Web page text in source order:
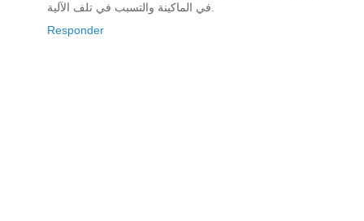
في الماكينة والتسبب في تلف الآلية.
Responder